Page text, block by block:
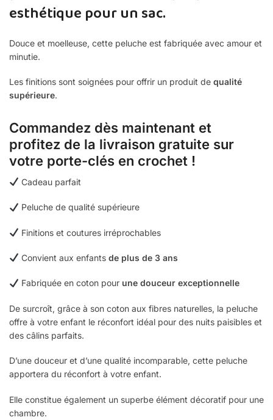
esthétique pour un sac.
Douce et moelleuse, cette peluche est fabriquée avec amour et
minutie.
Les finitions sont soignées pour offrir un produit de qualité
supérieure.
Commandez dès maintenant et
profitez de la livraison gratuite sur
votre porte-clés en crochet !
Cadeau parfait
Peluche de qualité supérieure
Finitions et coutures irréprochables
Convient aux enfants de plus de 3 ans
Fabriquée en coton pour une douceur exceptionnelle
De surcroît, grâce à son coton aux fibres naturelles, la peluche
offre à votre enfant le réconfort idéal pour des nuits paisibles et
des câlins parfaits.
D’une douceur et d’une qualité incomparable, cette peluche
apportera du réconfort à votre enfant.
Elle constitue également un superbe élément décoratif pour une
chambre.